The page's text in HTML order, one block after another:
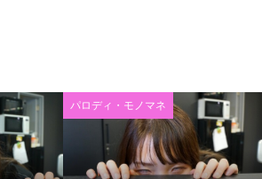
パロディ・モノマネ